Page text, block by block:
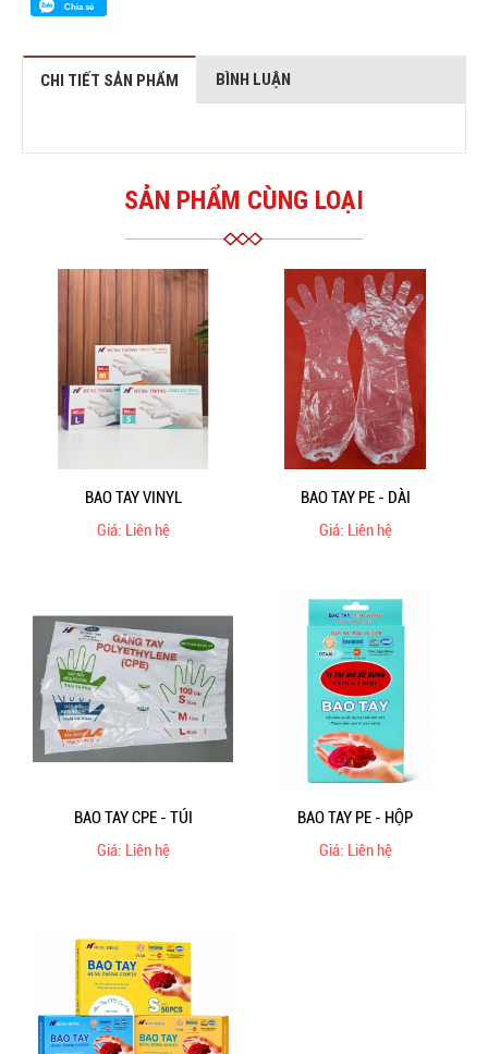
Chia sẻ
CHI TIẾT SẢN PHẨM BÌNH LUẬN
SẢN PHẨM CÙNG LOẠI
BAO TAY VINYL
Giá: Liên hệ
BAO TAY PE - DÀI
Giá: Liên hệ
BAO TAY CPE - TÚI
Giá: Liên hệ
BAO TAY PE - HỘP
Giá: Liên hệ